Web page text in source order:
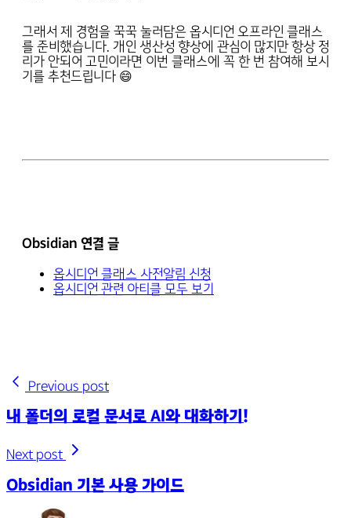
그래서 제 경험을 꾹꾹 눌러담은 옵시디언 오프라인 클래스
를 준비했습니다. 개인 생산성 향상에 관심이 많지만 항상 정
리가 안되어 고민이라면 이번 클래스에 꼭 한 번 참여해 보시
기를 추천드립니다 😄
Obsidian 연결 글
옵시디언 클래스 사전알림 신청
옵시디언 관련 아티클 모두 보기
Previous post
내 폴더의 로컬 문서로 AI와 대화하기!
Next post
Obsidian 기본 사용 가이드